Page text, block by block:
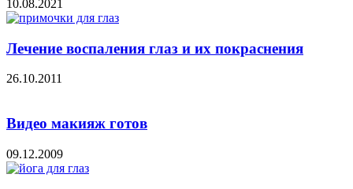
10.08.2021
Лечение воспаления глаз и их покраснения
26.10.2011
Видео макияж готов
09.12.2009